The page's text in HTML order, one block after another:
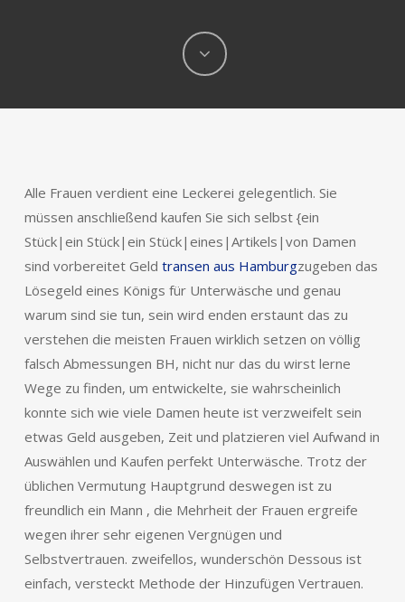
Alle Frauen verdient eine Leckerei gelegentlich. Sie
müssen anschließend kaufen Sie sich selbst {ein
Stück|ein Stück|ein Stück|eines|Artikels|von Damen
sind vorbereitet Geld transen aus Hamburgzugeben das
Lösegeld eines Königs für Unterwäsche und genau
warum sind sie tun, sein wird enden erstaunt das zu
verstehen die meisten Frauen wirklich setzen on völlig
falsch Abmessungen BH, nicht nur das du wirst lerne
Wege zu finden, um entwickelte, sie wahrscheinlich
konnte sich wie viele Damen heute ist verzweifelt sein
etwas Geld ausgeben, Zeit und platzieren viel Aufwand in
Auswählen und Kaufen perfekt Unterwäsche. Trotz der
üblichen Vermutung Hauptgrund deswegen ist zu
freundlich ein Mann , die Mehrheit der Frauen ergreife
wegen ihrer sehr eigenen Vergnügen und
Selbstvertrauen. zweifellos, wunderschön Dessous ist
einfach, versteckt Methode der Hinzufügen Vertrauen.